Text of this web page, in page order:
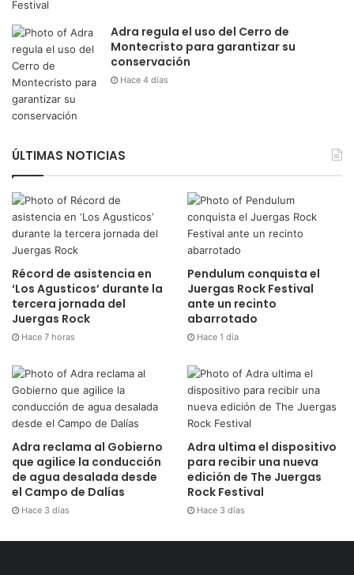
Adra regula el uso del Cerro de
Montecristo para garantizar su
conservación
Hace 4 días
ÚLTIMAS NOTICIAS
Récord de asistencia en
‘Los Agusticos’ durante la
tercera jornada del
Juergas Rock
Hace 7 horas
Pendulum conquista el
Juergas Rock Festival
ante un recinto
abarrotado
Hace 1 día
Adra reclama al Gobierno
que agilice la conducción
de agua desalada desde
el Campo de Dalías
Hace 3 días
Adra ultima el dispositivo
para recibir una nueva
edición de The Juergas
Rock Festival
Hace 3 días